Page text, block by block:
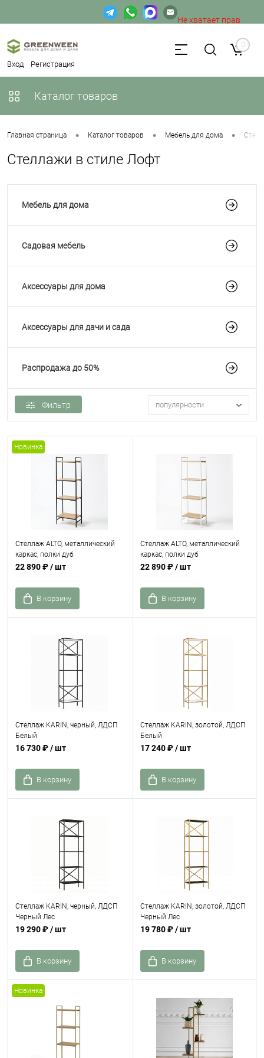
Вход Регистрация
Не хватает прав
доступа к веб-форме. 0
Каталог товаров
Главная страница • Каталог товаров • Мебель для дома •
Стеллажи в стиле Лофт
Мебель для дома
Садовая мебель
Аксессуары для дома
Аксессуары для дачи и сада
Распродажа до 50%
Фильтр популярности
Новинка
Стеллаж ALTO, металлический
каркас, полки дуб
22 890 ₽/ шт
В корзину
Стеллаж ALTO, металлический
каркас, полки дуб
22 890 ₽/ шт
В корзину
Стеллаж KARIN, черный, ЛДСП
Белый
16 730 ₽/ шт
В корзину
Стеллаж KARIN, золотой, ЛДСП
Белый
17 240 ₽/ шт
В корзину
Стеллаж KARIN, черный, ЛДСП
Черный Лес
19 290 ₽/ шт
В корзину
Стеллаж KARIN, золотой, ЛДСП
Черный Лес
19 780 ₽/ шт
В корзину
Новинка